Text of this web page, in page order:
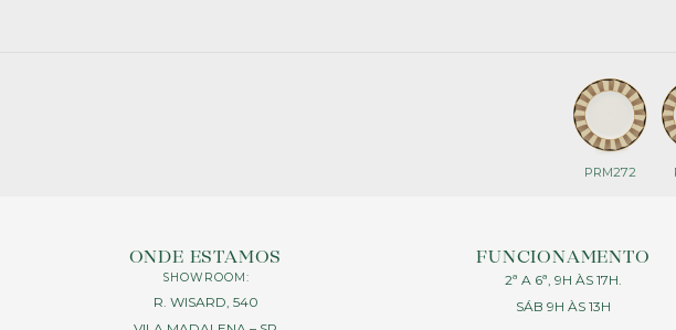
PRM272
ONDE ESTAMOS
SHOWROOM:
R. WISARD, 540
FUNCIONAMENTO
2ª A 6ª, 9H ÀS 17H.
SÁB 9H ÀS 13H